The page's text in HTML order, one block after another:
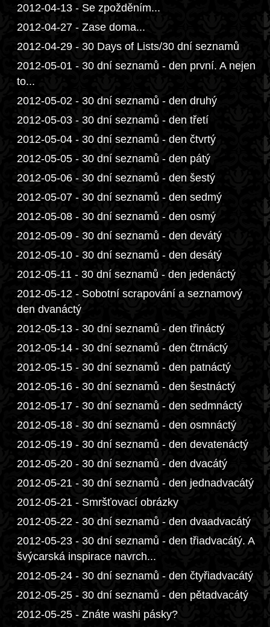
2012-04-13 - Se zpožděním...
2012-04-27 - Zase doma...
2012-04-29 - 30 Days of Lists/30 dní seznamů
2012-05-01 - 30 dní seznamů - den první. A nejen
to...
2012-05-02 - 30 dní seznamů - den druhý
2012-05-03 - 30 dní seznamů - den třetí
2012-05-04 - 30 dní seznamů - den čtvrtý
2012-05-05 - 30 dní seznamů - den pátý
2012-05-06 - 30 dní seznamů - den šestý
2012-05-07 - 30 dní seznamů - den sedmý
2012-05-08 - 30 dní seznamů - den osmý
2012-05-09 - 30 dní seznamů - den devátý
2012-05-10 - 30 dní seznamů - den desátý
2012-05-11 - 30 dní seznamů - den jedenáctý
2012-05-12 - Sobotní scrapování a seznamový
den dvanáctý
2012-05-13 - 30 dní seznamů - den třináctý
2012-05-14 - 30 dní seznamů - den čtrnáctý
2012-05-15 - 30 dní seznamů - den patnáctý
2012-05-16 - 30 dní seznamů - den šestnáctý
2012-05-17 - 30 dní seznamů - den sedmnáctý
2012-05-18 - 30 dní seznamů - den osmnáctý
2012-05-19 - 30 dní seznamů - den devatenáctý
2012-05-20 - 30 dní seznamů - den dvacátý
2012-05-21 - 30 dní seznamů - den jednadvacátý
2012-05-21 - Smršťovací obrázky
2012-05-22 - 30 dní seznamů - den dvaadvacátý
2012-05-23 - 30 dní seznamů - den třiadvacátý. A
švýcarská inspirace navrch...
2012-05-24 - 30 dní seznamů - den čtyřiadvacátý
2012-05-25 - 30 dní seznamů - den pětadvacátý
2012-05-25 - Znáte washi pásky?